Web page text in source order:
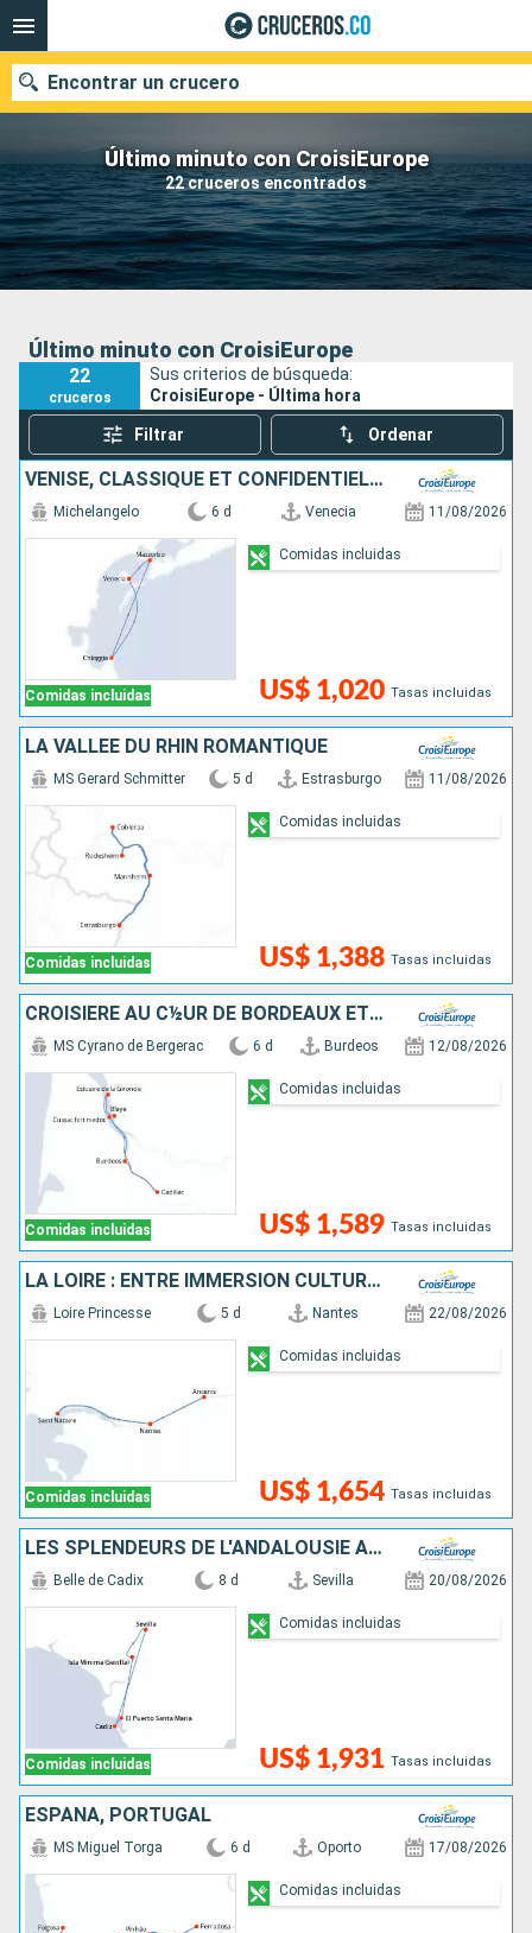
Último minuto con CroisiEurope
22 cruceros encontrados
Encontrar un crucero
Fecha de salida
Buscar
Último minuto con CroisiEurope
22
cruceros
Sus criterios de búsqueda:
CroisiEurope - Última hora
Filtrar Ordenar
VENISE, CLASSIQUE ET CONFIDENTIELLE
Comidas incluidas
Michelangelo 6 d Venecia 11/08/2026
US$ 1,020 Tasas incluidas
Comidas incluidas
LA VALLÉE DU RHIN ROMANTIQUE
Comidas incluidas
MS Gerard Schmitter 5 d Estrasburgo 11/08/2026
US$ 1,388 Tasas incluidas
Comidas incluidas
CROISIÈRE AU C½UR DE BORDEAUX ET SA RÉGION : ITINÉRAIRE DÉCOUVERTE
Comidas incluidas
MS Cyrano de Bergerac 6 d Burdeos 12/08/2026
US$ 1,589 Tasas incluidas
Comidas incluidas
LA LOIRE : ENTRE IMMERSION CULTURELLE, FOLKLORE TRADITIONNEL ET SAVEURS LOCALES
Comidas incluidas
Loire Princesse 5 d Nantes 22/08/2026
US$ 1,654 Tasas incluidas
Comidas incluidas
LES SPLENDEURS DE L'ANDALOUSIE AU FIL DU GUADALQUIVIR : SÉVILLE, CORDOUE ET CADIX
Comidas incluidas
Belle de Cadix 8 d Sevilla 20/08/2026
US$ 1,931 Tasas incluidas
Comidas incluidas
ESPAÑA, PORTUGAL
MS Miguel Torga 6 d Oporto 17/08/2026
Comidas incluidas